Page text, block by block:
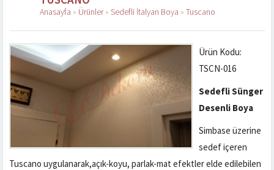
Anasayfa » Ürünler» Sedefli İtalyan Boya » Tuscano
Ürün Kodu:
TSCN-016
Sedefli Sünger
Desenli Boya
Simbase üzerine
sedef içeren
Tuscano uygulanarak,açık-koyu, parlak-mat efektler elde edilebilen